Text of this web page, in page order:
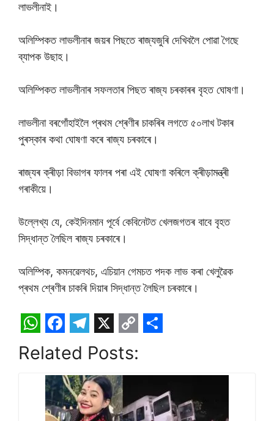
লাভলীনাই।
অলিম্পিকত লাভলীনাৰ জয়ৰ পিছতে ৰাজ্যজুৰি দেখিবলৈ পোৱা গৈছে
ব্যাপক উছাহ।
অলিম্পিকত লাভলীনাৰ সফলতাৰ পিছত ৰাজ্য চৰকাৰৰ বৃহত ঘোষণা।
লাভলীনা বৰগোঁহাইলৈ প্ৰথম শ্ৰেণীৰ চাকৰিৰ লগতে ৫০লাখ টকাৰ
পুৰস্কাৰ কথা ঘোষণা কৰে ৰাজ্য চৰকাৰে।
ৰাজ্যৰ ক্ৰীড়া বিভাগৰ ফালৰ পৰা এই ঘোষণা কৰিলে ক্ৰীড়ামন্ত্ৰী
গৰাকীয়ে।
উল্লেখ্য যে, কেইদিনমান পূৰ্বে কেবিনেটত খেলজগতৰ বাবে বৃহত
সিদ্ধান্ত লৈছিল ৰাজ্য চৰকাৰে।
অলিম্পিক, কমনৱেলথচ, এচিয়ান গেমচত পদক লাভ কৰা খেলুৱৈক
প্ৰথম শ্ৰেণীৰ চাকৰি দিয়াৰ সিদ্ধান্ত লৈছিল চৰকাৰে।
W
h
F
a
c
e
T
e
l
e
X
C
o
p
y
a
r
Related Posts: